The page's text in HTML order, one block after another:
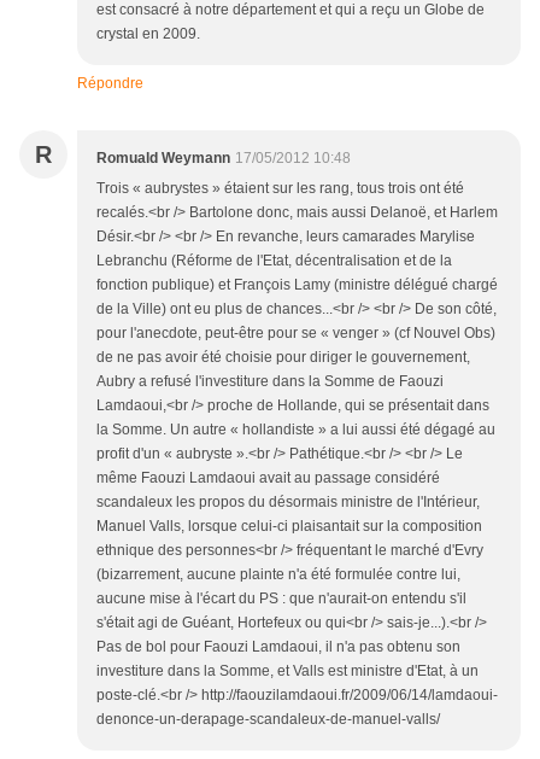
est consacré à notre département et qui a reçu un Globe de
crystal en 2009.
Répondre
R Romuald Weymann 17/05/2012 10:48
Trois « aubrystes » étaient sur les rang, tous trois ont été
recalés.<br /> Bartolone donc, mais aussi Delanoë, et Harlem
Désir.<br /> <br /> En revanche, leurs camarades Marylise
Lebranchu (Réforme de l'Etat, décentralisation et de la
fonction publique) et François Lamy (ministre délégué chargé
de la Ville) ont eu plus de chances...<br /> <br /> De son côté,
pour l'anecdote, peut-être pour se « venger » (cf Nouvel Obs)
de ne pas avoir été choisie pour diriger le gouvernement,
Aubry a refusé l'investiture dans la Somme de Faouzi
Lamdaoui,<br /> proche de Hollande, qui se présentait dans
la Somme. Un autre « hollandiste » a lui aussi été dégagé au
profit d'un « aubryste ».<br /> Pathétique.<br /> <br /> Le
même Faouzi Lamdaoui avait au passage considéré
scandaleux les propos du désormais ministre de l'Intérieur,
Manuel Valls, lorsque celui-ci plaisantait sur la composition
ethnique des personnes<br /> fréquentant le marché d'Evry
(bizarrement, aucune plainte n'a été formulée contre lui,
aucune mise à l'écart du PS : que n'aurait-on entendu s'il
s'était agi de Guéant, Hortefeux ou qui<br /> sais-je...).<br />
Pas de bol pour Faouzi Lamdaoui, il n'a pas obtenu son
investiture dans la Somme, et Valls est ministre d'Etat, à un
poste-clé.<br /> http://faouzilamdaoui.fr/2009/06/14/lamdaoui-
denonce-un-derapage-scandaleux-de-manuel-valls/